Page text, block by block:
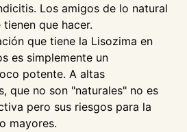
Los amigos de lo natural
que hacer.
que tiene la Lisozima en
es simplemente un
potente. A altas
que no son "naturales" no es
pero sus riesgos para la
mayores.